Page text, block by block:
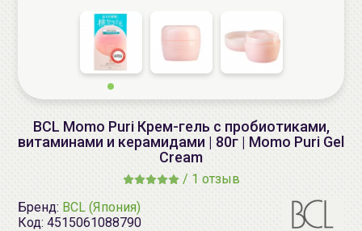
BCL Momo Puri Крем-гель с пробиотиками,
витаминами и керамидами | 80г | Momo Puri Gel
Cream
/ 1 отзыв
Бренд: BCL (Япония)
Код: 4515061088790